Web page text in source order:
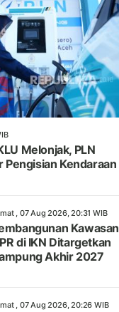
Melonjak, PLN
Kendaraan
, 07 Aug 2026, 20:31 WIB
Kawasan
di IKN Ditargetkan
Akhir 2027
, 07 Aug 2026, 20:26 WIB